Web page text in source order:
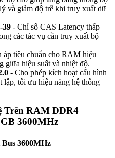
và giảm độ trễ khi truy xuất dữ
39 - Chỉ số CAS Latency thấp
các tác vụ cần truy xuất bộ
áp tiêu chuẩn cho RAM hiệu
giữa hiệu suất và nhiệt độ.
- Cho phép kích hoạt cấu hình
lập, tối ưu hiệu năng hệ thống
Trên RAM DDR4
3600MHz
3600MHz